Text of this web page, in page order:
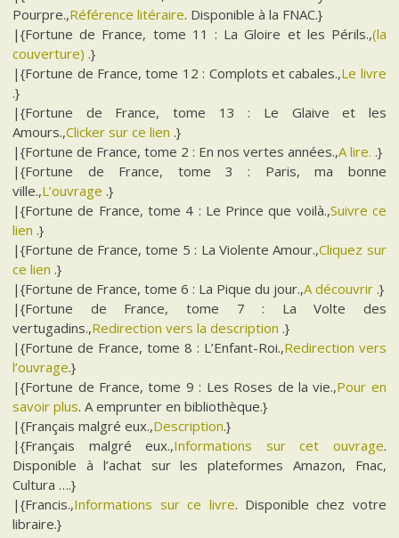
Pourpre.,Référence litéraire. Disponible à la FNAC.}
|{Fortune de France, tome 11 : La Gloire et les Périls.,(la
couverture) .}
|{Fortune de France, tome 12 : Complots et cabales.,Le livre
.}
|{Fortune de France, tome 13 : Le Glaive et les
Amours.,Clicker sur ce lien .}
|{Fortune de France, tome 2 : En nos vertes années.,A lire. .}
|{Fortune de France, tome 3 : Paris, ma bonne
ville.,L’ouvrage .}
|{Fortune de France, tome 4 : Le Prince que voilà.,Suivre ce
lien .}
|{Fortune de France, tome 5 : La Violente Amour.,Cliquez sur
ce lien .}
|{Fortune de France, tome 6 : La Pique du jour.,A découvrir .}
|{Fortune de France, tome 7 : La Volte des
vertugadins.,Redirection vers la description .}
|{Fortune de France, tome 8 : L’Enfant-Roi.,Redirection vers
l’ouvrage.}
|{Fortune de France, tome 9 : Les Roses de la vie.,Pour en
savoir plus. A emprunter en bibliothèque.}
|{Français malgré eux.,Description.}
|{Français malgré eux.,Informations sur cet ouvrage.
Disponible à l’achat sur les plateformes Amazon, Fnac,
Cultura ….}
|{Francis.,Informations sur ce livre. Disponible chez votre
libraire.}